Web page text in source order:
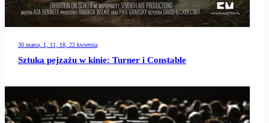
30 marca, 1, 11, 18, 22 kwietnia
Sztuka pejzażu w kinie: Turner i Constable